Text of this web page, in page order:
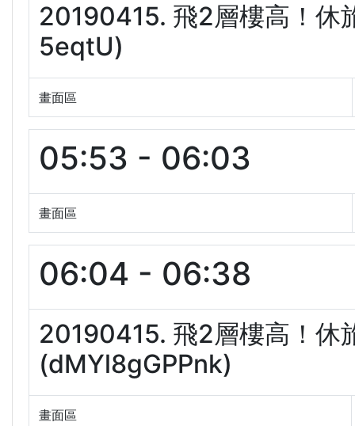
20190415. 飛2層樓高！休
5eqtU)
畫面區
05:53 - 06:03
畫面區
06:04 - 06:38
20190415. 飛2層樓高！休
(dMYl8gGPPnk)
畫面區